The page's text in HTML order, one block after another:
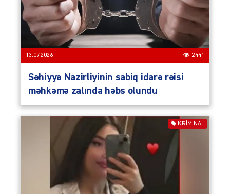
13.07.2026 2441
Səhiyyə Nazirliyinin sabiq idarə rəisi
məhkəmə zalında həbs olundu
KRIMINAL